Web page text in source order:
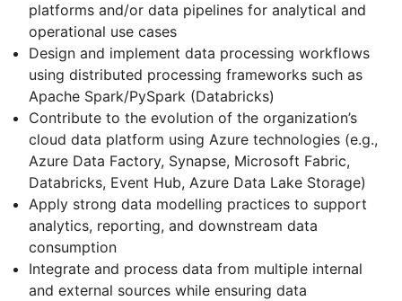
platforms and/or data pipelines for analytical and
operational use cases
Design and implement data processing workflows
using distributed processing frameworks such as
Apache Spark/PySpark (Databricks)
Contribute to the evolution of the organization’s
cloud data platform using Azure technologies (e.g.,
Azure Data Factory, Synapse, Microsoft Fabric,
Databricks, Event Hub, Azure Data Lake Storage)
Apply strong data modelling practices to support
analytics, reporting, and downstream data
consumption
Integrate and process data from multiple internal
and external sources while ensuring data